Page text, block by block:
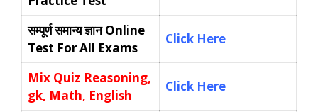
सम्पूर्ण समान्य ज्ञानOnline
Test For All Exams
Click Here
Mix Quiz Reasoning,
gk, Math, English
Click Here